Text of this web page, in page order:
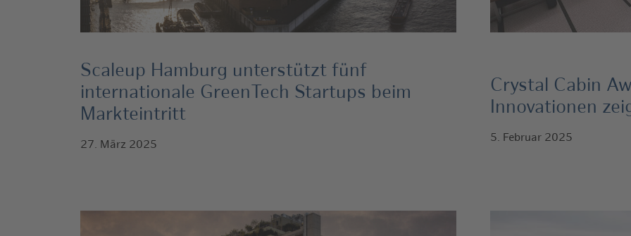
Scaleup Hamburg unterstützt fünf
internationale GreenTech Startups beim
Markteintritt
27. März 2025
Crystal Cabin
Innovationen
5. Februar 2025